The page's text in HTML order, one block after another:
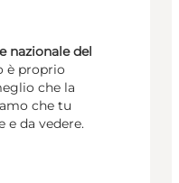
nazionale del
è proprio
che la
che tu
e da vedere.